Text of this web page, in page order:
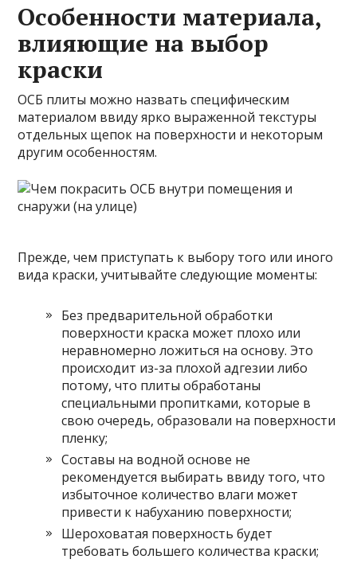
Особенности материала,
влияющие на выбор
краски
ОСБ плиты можно назвать специфическим
материалом ввиду ярко выраженной текстуры
отдельных щепок на поверхности и некоторым
другим особенностям.
Прежде, чем приступать к выбору того или иного
вида краски, учитывайте следующие моменты:
Без предварительной обработки
поверхности краска может плохо или
неравномерно ложиться на основу. Это
происходит из-за плохой адгезии либо
потому, что плиты обработаны
специальными пропитками, которые в
свою очередь, образовали на поверхности
пленку;
Составы на водной основе не
рекомендуется выбирать ввиду того, что
избыточное количество влаги может
привести к набуханию поверхности;
Шероховатая поверхность будет
требовать большего количества краски;